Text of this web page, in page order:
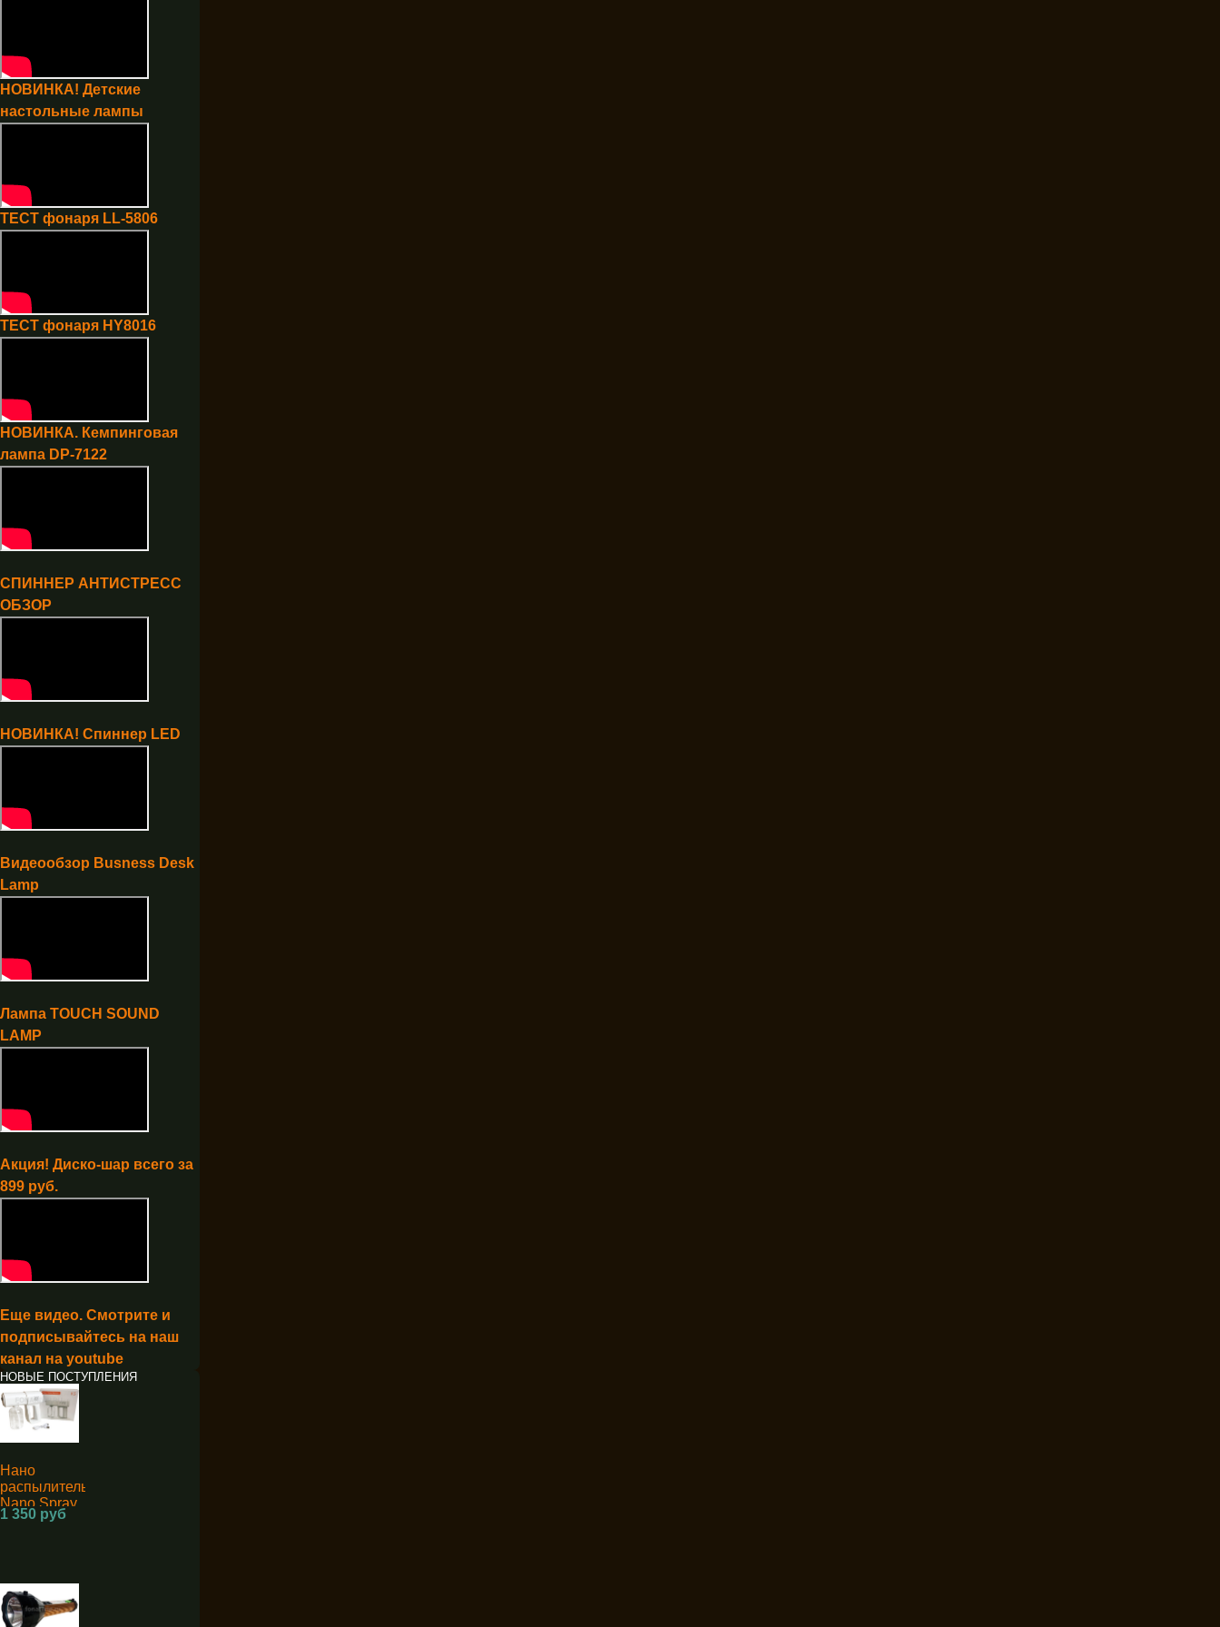
НОВИНКА! Детские
настольные лампы
ТЕСТ фонаря LL-5806
ТЕСТ фонаря HY8016
НОВИНКА. Кемпинговая
лампа DP-7122
СПИННЕР АНТИСТРЕСС
ОБЗОР
НОВИНКА! Спиннер LED
Видеообзор Busness Desk
Lamp
Лампа TOUCH SOUND
LAMP
Акция! Диско-шар всего за
899 руб.
Еще видео. Смотрите и
подписывайтесь на наш
канал на youtube
НОВЫЕ ПОСТУПЛЕНИЯ
Нано
распылитель
Nano Spray
Machine K5
1 350 руб